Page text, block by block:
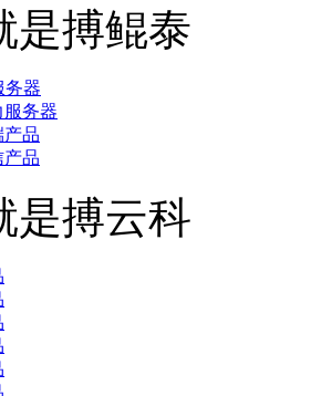
是搏鲲泰
务器
务器
产品
产品
是搏云科